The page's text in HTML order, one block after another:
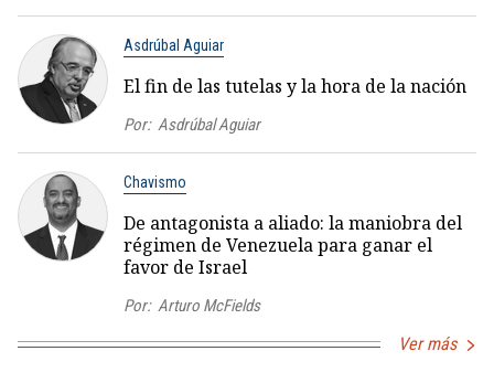
Asdrúbal Aguiar
El fin de las tutelas y la hora de la nación
Por: Asdrúbal Aguiar
Chavismo
De antagonista a aliado: la maniobra del
régimen de Venezuela para ganar el
favor de Israel
Por: Arturo McFields
Ver más